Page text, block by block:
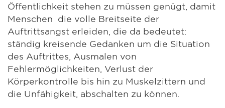
Öffentlichkeit stehen zu müssen genügt, damit
Menschen die volle Breitseite der
Auftrittsangst erleiden, die da bedeutet:
ständig kreisende Gedanken um die Situation
des Auftrittes, Ausmalen von
Fehlermöglichkeiten, Verlust der
Körperkontrolle bis hin zu Muskelzittern und
die Unfähigkeit, abschalten zu können.